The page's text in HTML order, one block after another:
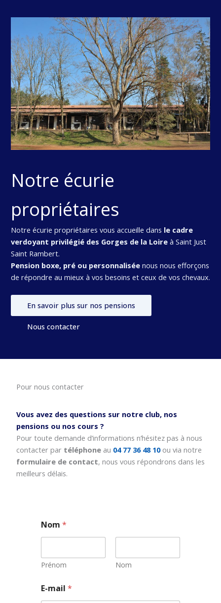
Notre écurie
propriétaires
Notre écurie propriétaires vous accueille dans le cadre
verdoyant privilégié des Gorges de la Loireà Saint Just
Saint Rambert.
Pension boxe, pré ou personnaliséenous nous efforçons
de répondre au mieux à vos besoins et ceux de vos chevaux.
En savoir plus sur nos pensions
Nous contacter
Pour nous contacter
Vous avez des questions sur notre club, nos
pensions ou nos cours ?
Pour toute demande d’informations n’hésitez pas à nous
contacter par téléphoneau 04 77 36 48 10 ou via notre
formulaire de contact, nous vous répondrons dans les
meilleurs délais.
Nom*
Prénom Nom
o
m
E-mail*